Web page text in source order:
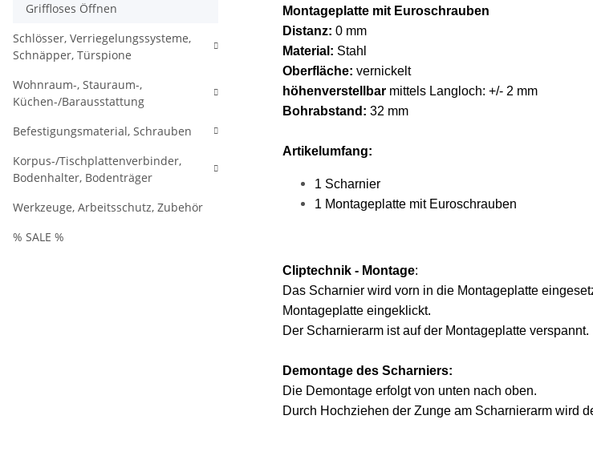
Montageplatte mit Euroschrauben
Distanz: 0 mm
Material: Stahl
Oberfläche: vernickelt
höhenverstellbar mittels Langloch: +/- 2 mm
Bohrabstand: 32 mm
Artikelumfang:
1 Scharnier
1 Montageplatte mit Euroschrauben
Cliptechnik - Montage:
Das Scharnier wird vorn in die Montageplatte
Montageplatte eingeklickt.
Der Scharnierarm ist auf der Montageplatte verspannt.
Demontage des Scharniers:
Die Demontage erfolgt von unten nach oben.
Durch Hochziehen der Zunge am Scharnierarm wird
Griffloses Öffnen
Schlösser, Verriegelungssysteme,
Schnäpper, Türspione
Wohnraum-, Stauraum-,
Küchen-/Barausstattung
Befestigungsmaterial, Schrauben
Korpus-/Tischplattenverbinder,
Bodenhalter, Bodenträger
Werkzeuge, Arbeitsschutz, Zubehör
% SALE %